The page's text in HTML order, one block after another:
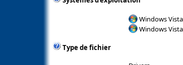
Windows
Windows
Type de fichier